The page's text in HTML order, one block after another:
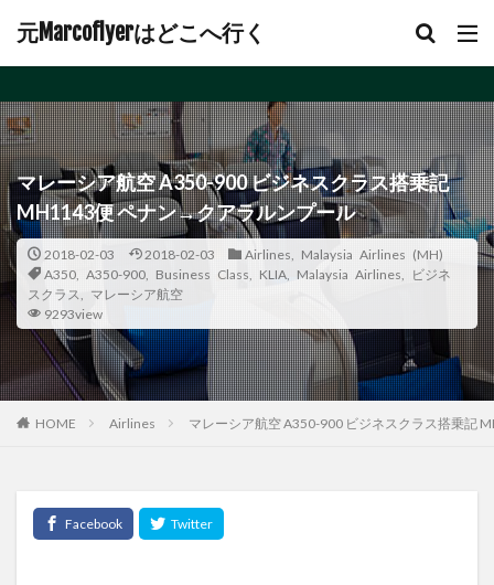
元Marcoflyerはどこへ行く
マレーシア航空 A350-900 ビジネスクラス搭乗記
MH1143便 ペナン→クアラルンプール
2018-02-03 2018-02-03 Airlines
Malaysia Airlines (MH)
A350, A350-900, Business Class KLIA Malaysia Airlines
ビジネ
スクラス
マレーシア航空
9293view
HOME Airlines マレーシア航空 A350-900 ビジネスクラス搭乗記